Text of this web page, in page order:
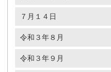
７月１４日
令和３年８月
令和３年９月